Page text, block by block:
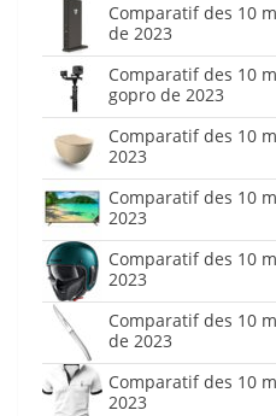
Comparatif des 10
de 2023
Comparatif des 10
gopro de 2023
Comparatif des 10
2023
Comparatif des 10
2023
Comparatif des 10
2023
Comparatif des 10
de 2023
Comparatif des 10
2023